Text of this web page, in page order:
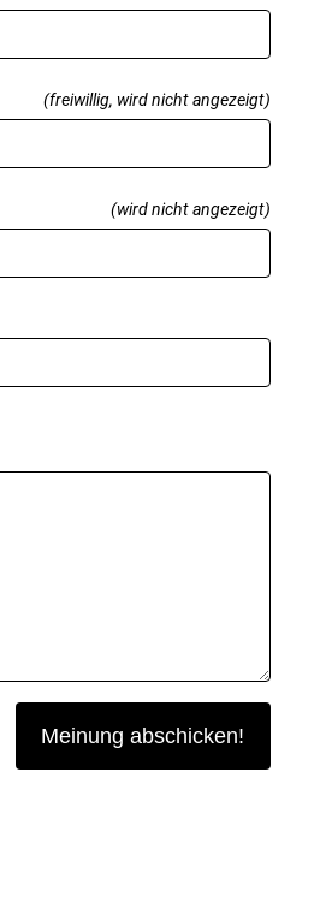
(freiwillig, wird nicht angezeigt)
(wird nicht angezeigt)